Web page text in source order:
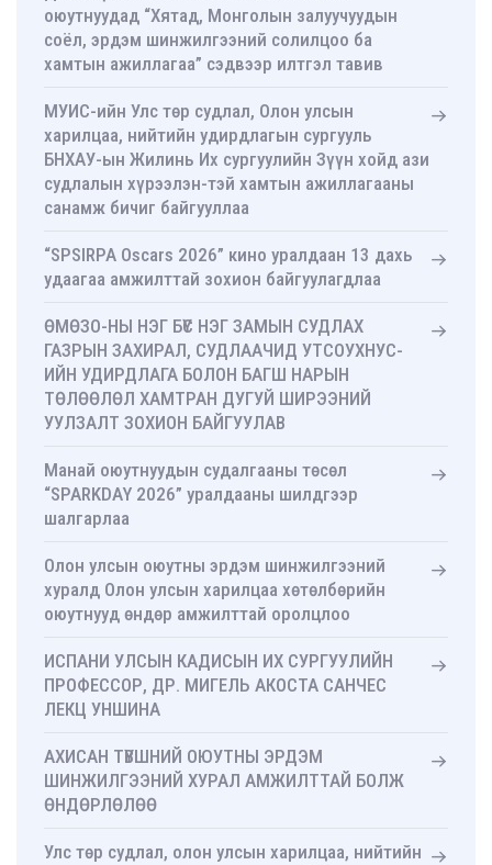
оюутнуудад “Хятад, Монголын залуучуудын
соёл, эрдэм шинжилгээний солилцоо ба
хамтын ажиллагаа” сэдвээр илтгэл тавив
МУИС-ийн Улс төр судлал, Олон улсын
харилцаа, нийтийн удирдлагын сургууль
БНХАУ-ын Жилинь Их сургуулийн Зүүн хойд ази
судлалын хүрээлэн-тэй хамтын ажиллагааны
санамж бичиг байгууллаа
“SPSIRPA Oscars 2026” кино уралдаан 13 дахь
удаагаа амжилттай зохион байгуулагдлаа
ӨМӨЗО-НЫ НЭГ БҮС НЭГ ЗАМЫН СУДЛАХ
ГАЗРЫН ЗАХИРАЛ, СУДЛААЧИД УТСОУХНУС-
ИЙН УДИРДЛАГА БОЛОН БАГШ НАРЫН
ТӨЛӨӨЛӨЛ ХАМТРАН ДУГУЙ ШИРЭЭНИЙ
УУЛЗАЛТ ЗОХИОН БАЙГУУЛАВ
Манай оюутнуудын судалгааны төсөл
“SPARKDAY 2026” уралдааны шилдгээр
шалгарлаа
Олон улсын оюутны эрдэм шинжилгээний
хуралд Олон улсын харилцаа хөтөлбөрийн
оюутнууд өндөр амжилттай оролцлоо
ИСПАНИ УЛСЫН КАДИСЫН ИХ СУРГУУЛИЙН
ПРОФЕССОР, ДР. МИГЕЛЬ АКОСТА САНЧЕС
ЛЕКЦ УНШИНА
АХИСАН ТҮВШНИЙ ОЮУТНЫ ЭРДЭМ
ШИНЖИЛГЭЭНИЙ ХУРАЛ АМЖИЛТТАЙ БОЛЖ
ӨНДӨРЛӨЛӨӨ
Улс төр судлал, олон улсын харилцаа, нийтийн